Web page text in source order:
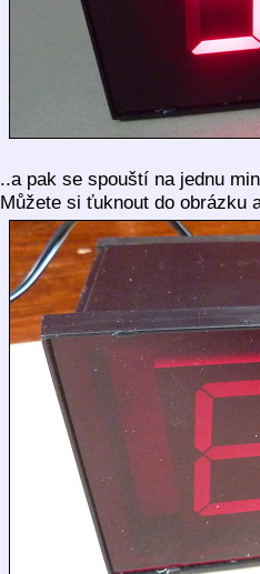
..a pak se spouští na jednu
Můžete si ťuknout do obrázku